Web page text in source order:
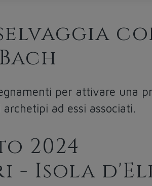
per attivare una
ad essi associati.
2024
- Isola